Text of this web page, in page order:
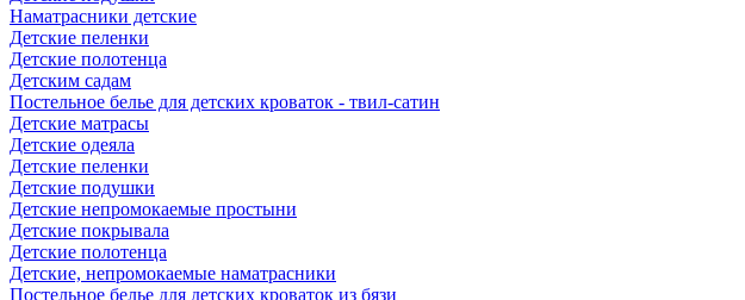
Наматрасники детские
Детские пеленки
Детские полотенца
Детским садам
Постельное белье для детских кроваток - твил-сатин
Детские матрасы
Детские одеяла
Детские пеленки
Детские подушки
Детские непромокаемые простыни
Детские покрывала
Детские полотенца
Детские, непромокаемые наматрасники
Постельное белье для детских кроваток из бязи